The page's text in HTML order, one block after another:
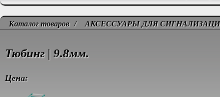
Каталог товаров / АКСЕССУАРЫ ДЛЯ
Тюбинг | 9.8мм.
Цена: